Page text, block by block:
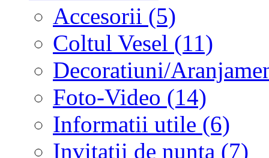
Accesorii (5)
Coltul Vesel (11)
Decoratiuni/
Foto-Video (14)
Informatii utile (6)
Invitatii de nunta (7)